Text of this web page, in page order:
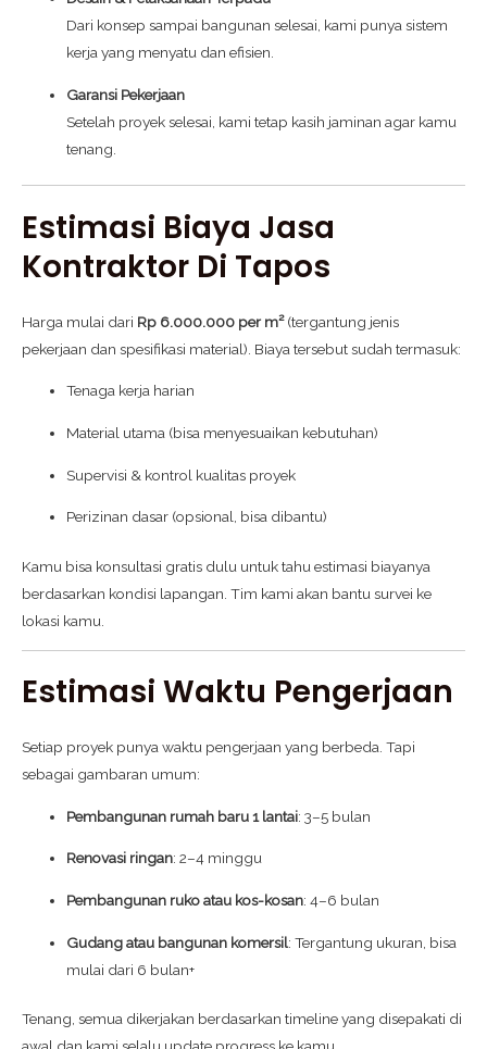
Dari konsep sampai bangunan selesai, kami punya sistem
kerja yang menyatu dan efisien.
Garansi Pekerjaan
Setelah proyek selesai, kami tetap kasih jaminan agar kamu
tenang.
Estimasi Biaya Jasa
Kontraktor Di Tapos
Harga mulai dari Rp 6.000.000 per m²(tergantung jenis
pekerjaan dan spesifikasi material). Biaya tersebut sudah termasuk:
Tenaga kerja harian
Material utama (bisa menyesuaikan kebutuhan)
Supervisi & kontrol kualitas proyek
Perizinan dasar (opsional, bisa dibantu)
Kamu bisa konsultasi gratis dulu untuk tahu estimasi biayanya
berdasarkan kondisi lapangan. Tim kami akan bantu survei ke
lokasi kamu.
Estimasi Waktu Pengerjaan
Setiap proyek punya waktu pengerjaan yang berbeda. Tapi
sebagai gambaran umum:
Pembangunan rumah baru 1 lantai: 3–5 bulan
Renovasi ringan: 2–4 minggu
Pembangunan ruko atau kos-kosan: 4–6 bulan
Gudang atau bangunan komersil: Tergantung ukuran, bisa
mulai dari 6 bulan+
Tenang, semua dikerjakan berdasarkan timeline yang disepakati di